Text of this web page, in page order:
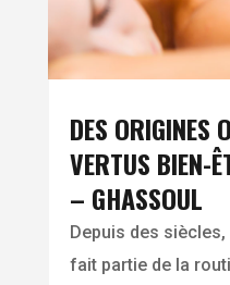
DES ORIGINES
VERTUS BIEN-
– GHASSOUL
Depuis des
fait partie de la